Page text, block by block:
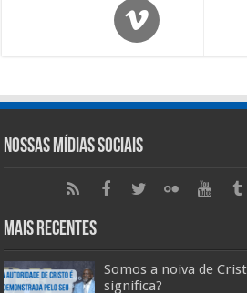
Nossas Mídias Sociais
Mais Recentes
Somos a noiva de
significa?